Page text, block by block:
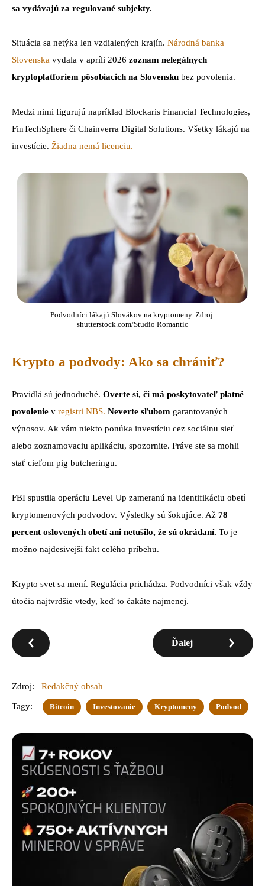
sa vydávajú za regulované subjekty.
Situácia sa netýka len vzdialených krajín. Národná banka
Slovenska vydala v apríli 2026 zoznam nelegálnych
kryptoplatforiem pôsobiacich na Slovensku bez povolenia.
Medzi nimi figurujú napríklad Blockaris Financial Technologies,
FinTechSphere či Chainverra Digital Solutions. Všetky lákajú na
investície. Žiadna nemá licenciu.
Podvodníci lákajú Slovákov na kryptomeny. Zdroj:
shutterstock.com/Studio Romantic
Krypto a podvody: Ako sa chrániť?
Pravidlá sú jednoduché. Overte si, či má poskytovateľ platné
povolenie v registri NBS. Neverte sľubom garantovaných
výnosov. Ak vám niekto ponúka investíciu cez sociálnu sieť
alebo zoznamovaciu aplikáciu, spozornite. Práve ste sa mohli
stať cieľom pig butcheringu.
FBI spustila operáciu Level Up zameranú na identifikáciu obetí
kryptomenových podvodov. Výsledky sú šokujúce. Až 78
percent oslovených obetí ani netušilo, že sú okrádaní. To je
možno najdesivejší fakt celého príbehu.
Krypto svet sa mení. Regulácia prichádza. Podvodníci však vždy
útočia najtvrdšie vtedy, keď to čakáte najmenej.
Ďalej
Zdroj: Redakčný obsah
Tagy: Bitcoin Investovanie Kryptomeny Podvod